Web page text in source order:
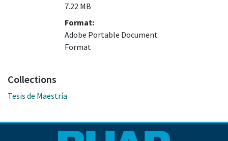
7.22 MB
Format:
Adobe Portable Document
Format
Collections
Tesis de Maestría